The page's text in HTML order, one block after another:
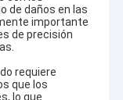
de daños en las
importante
de precisión
requiere
que los
lo que